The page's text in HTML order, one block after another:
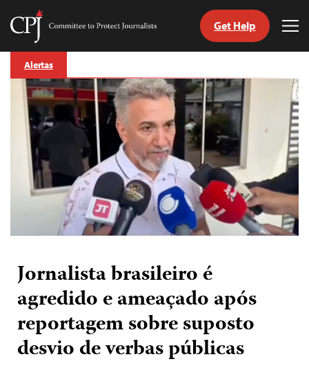
Skip
content
Committee
Journalists
Get Help
Alertas
Jornalista brasileiro é
agredido e ameaçado após
reportagem sobre suposto
desvio de verbas públicas